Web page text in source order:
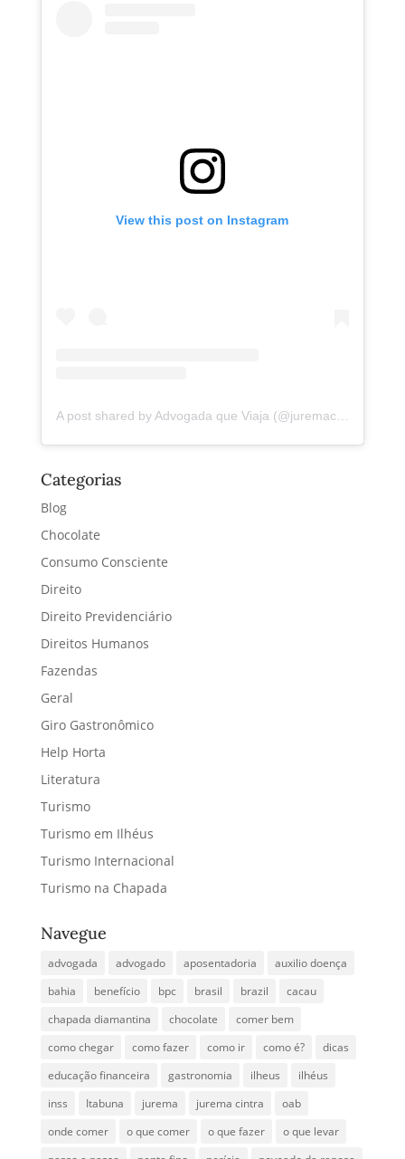
View this post on Instagram
A post shared by Advogada que Viaja (@juremacintra)
Categorias
Blog
Chocolate
Consumo Consciente
Direito
Direito Previdenciário
Direitos Humanos
Fazendas
Geral
Giro Gastronômico
Help Horta
Literatura
Turismo
Turismo em Ilhéus
Turismo Internacional
Turismo na Chapada
Navegue
advogada advogado aposentadoria
auxilio doença
bahia
benefício bpc brasil brazil
cacau
chapada diamantina
chocolate
comer bem
como chegar
como fazer como ir como é?
dicas
educação financeira
gastronomia ilheus
ilhéus
inss
Itabuna jurema jurema cintra
oab
onde comer
o que comer o que fazer
o que levar